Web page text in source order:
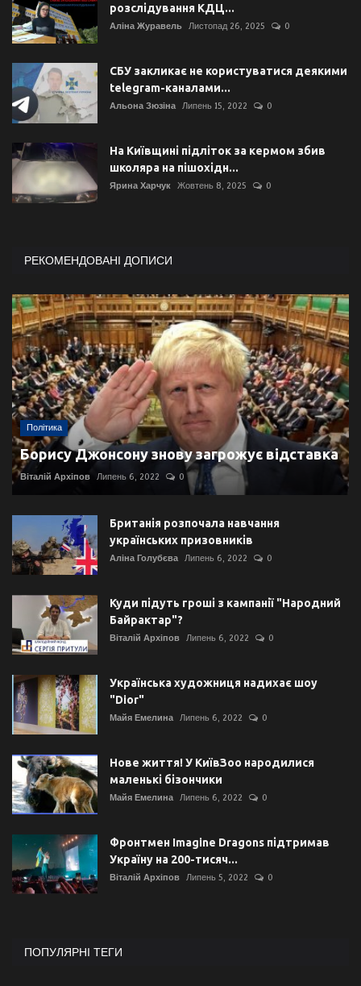
розслідування КДЦ...
Аліна Журавель Листопад 26, 2025 0
СБУ закликає не користуватися деякими
telegram-каналами...
Альона Зюзіна Липень 15, 2022 0
На Київщині підліток за кермом збив
школяра на пішохідн...
Ярина Харчук Жовтень 8, 2025 0
РЕКОМЕНДОВАНІ ДОПИСИ
Політика
Борису Джонсону знову загрожує відставка
Віталій Архіпов Липень 6, 2022 0
Британія розпочала навчання
українських призовників
Аліна Голубєва Липень 6, 2022 0
Куди підуть гроші з кампанії "Народний
Байрактар"?
Віталій Архіпов Липень 6, 2022 0
Українська художниця надихає шоу
"Dior"
Майя Емелина Липень 6, 2022 0
Нове життя! У КиївЗоо народилися
маленькі бізончики
Майя Емелина Липень 6, 2022 0
Фронтмен Imagine Dragons підтримав
Україну на 200-тисяч...
Віталій Архіпов Липень 5, 2022 0
ПОПУЛЯРНІ ТЕГИ